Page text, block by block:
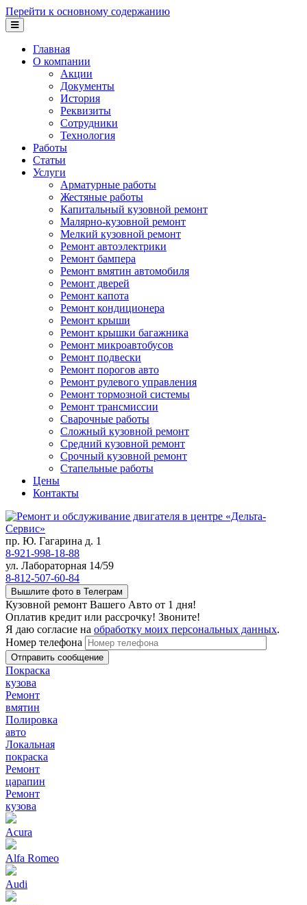
Перейти к основному содержанию
Главная
О компании
Акции
Документы
История
Реквизиты
Сотрудники
Технология
Работы
Статьи
Услуги
Арматурные работы
Жестяные работы
Капитальный кузовной ремонт
Малярно-кузовной ремонт
Мелкий кузовной ремонт
Ремонт автоэлектрики
Ремонт бампера
Ремонт вмятин автомобиля
Ремонт дверей
Ремонт капота
Ремонт кондиционера
Ремонт крыши
Ремонт крышки багажника
Ремонт микроавтобусов
Ремонт подвески
Ремонт порогов авто
Ремонт рулевого управления
Ремонт тормозной системы
Ремонт трансмиссии
Сварочные работы
Сложный кузовной ремонт
Средний кузовной ремонт
Срочный кузовной ремонт
Стапельные работы
Цены
Контакты
пр. Ю. Гагарина д. 1
8-921-998-18-88
ул. Лабораторная 14/59
8-812-507-60-84
Вышлите фото в Телеграм
Кузовной ремонт Вашего Авто от 1 дня!
Оплатив кредит или рассрочку! Звоните!
Я даю согласие на обработку моих персональных данных.
Номер телефона
Покраска
кузова
Ремонт
вмятин
Полировка
авто
Локальная
покраска
Ремонт
царапин
Ремонт
кузова
Acura
Alfa Romeo
Audi